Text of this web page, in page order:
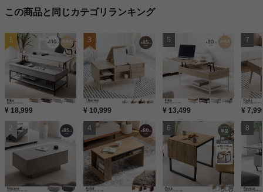
この商品と同じカテゴリランキング
¥ 18,999 ¥ 10,999 ¥ 13,499 ¥